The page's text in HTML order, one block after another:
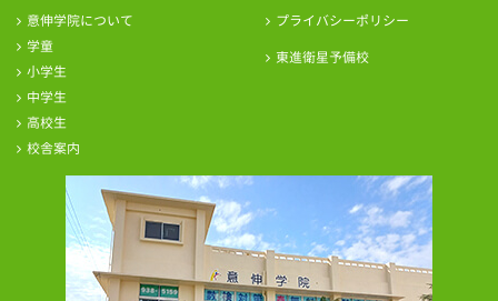
意伸学院について
学童
小学生
中学生
高校生
校舎案内
プライバシーポリシー
東進衛星予備校